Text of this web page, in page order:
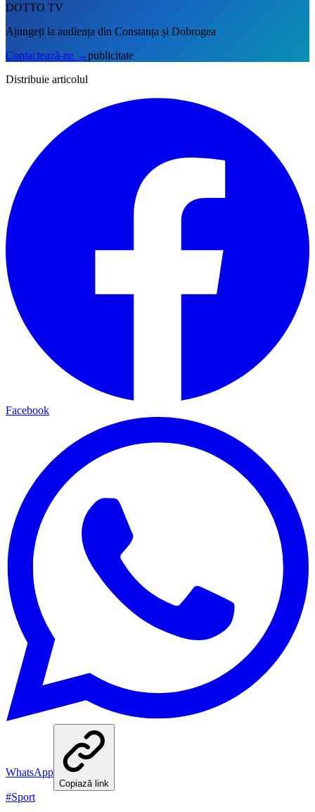
DOTTO TV
Ajungeți la audiența din Constanța și Dobrogea
Contactează-ne →publicitate
Distribuie articolul
Facebook
WhatsApp
Copiază link
#Sport